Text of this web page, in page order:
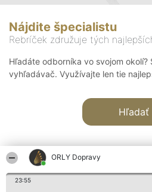
ORLY Dopravy
23:55
Nájdite špecialistu
Rebríček združuje tých
Hľadáte odborníka vo svojom okolí?
vyhľadávač. Využívajte len tie
Hľadať